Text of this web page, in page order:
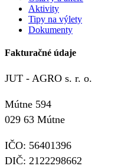
Aktivity
Tipy na výlety
Dokumenty
Fakturačné údaje
JUT - AGRO s. r. o.
Mútne 594
029 63 Mútne
IČO: 56401396
DIČ: 2122298662